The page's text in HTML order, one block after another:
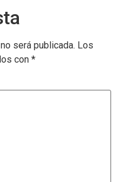
será publicada. Los
con *